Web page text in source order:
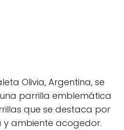
Olivia, Argentina, se
parrilla emblemática
que se destaca por
y ambiente acogedor.